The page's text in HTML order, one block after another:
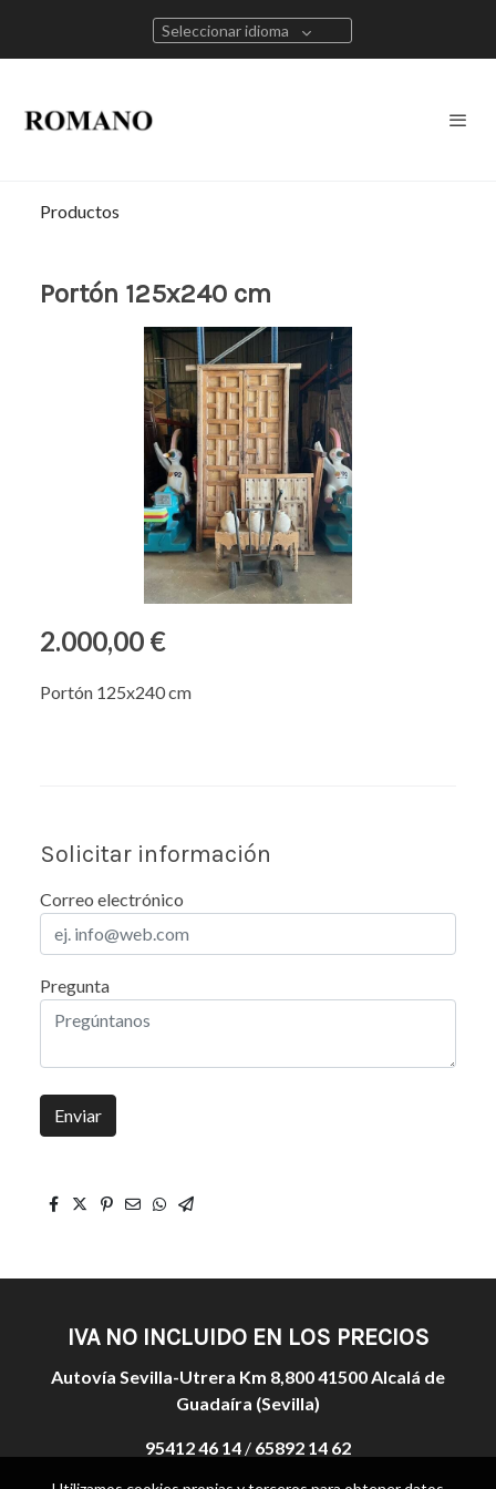
Seleccionar idioma
Productos
Portón 125x240 cm
2.000,00 €
Portón 125x240 cm
Solicitar información
Correo electrónico
Pregunta
Enviar
IVA NO INCLUIDO EN LOS PRECIOS
Autovía Sevilla-Utrera Km 8,800 41500 Alcalá de
Guadaíra (Sevilla)
95412 46 14 / 65892 14 62